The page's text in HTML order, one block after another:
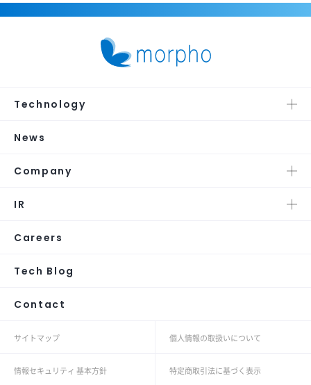
Technology
News
Company
IR
Careers
Tech Blog
Contact
サイトマップ 個人情報の取扱いについて
情報セキュリティ 基本方針 特定商取引法に基づく表示